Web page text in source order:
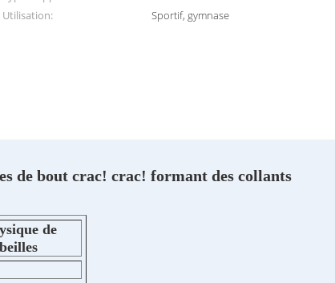
Utilisation:
Sportif, gymnase
de bout crac! crac! formant des collants
de